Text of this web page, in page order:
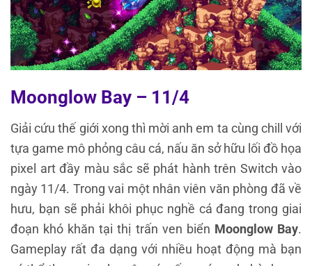
Moonglow Bay – 11/4
Giải cứu thế giới xong thì mời anh em ta cùng chill với
tựa game mô phỏng câu cá, nấu ăn sở hữu lối đồ họa
pixel art đầy màu sắc sẽ phát hành trên Switch vào
ngày 11/4. Trong vai một nhân viên văn phòng đã về
hưu, bạn sẽ phải khôi phục nghề cá đang trong giai
đoạn khó khăn tại thị trấn ven biển Moonglow Bay.
Gameplay rất đa dạng với nhiều hoạt động mà bạn